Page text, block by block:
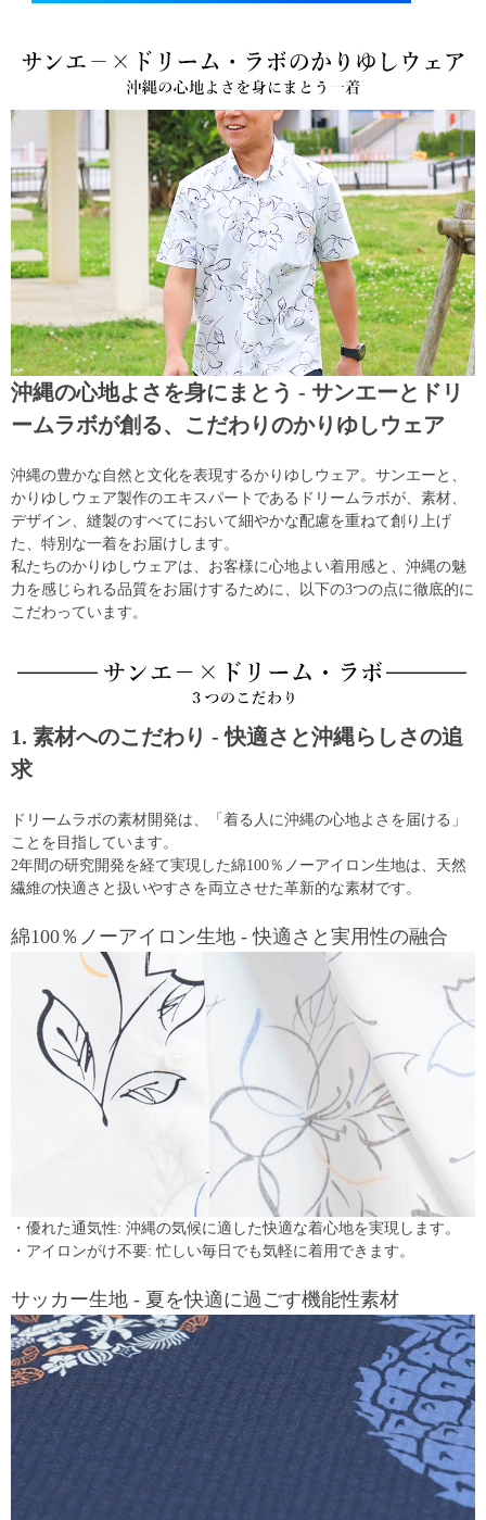
沖縄の心地よさを身にまとう - サンエーとドリ
ームラボが創る、こだわりのかりゆしウェア
沖縄の豊かな自然と文化を表現するかりゆしウェア。サンエーと、
かりゆしウェア製作のエキスパートであるドリームラボが、素材、
デザイン、縫製のすべてにおいて細やかな配慮を重ねて創り上げ
た、特別な一着をお届けします。
私たちのかりゆしウェアは、お客様に心地よい着用感と、沖縄の魅
力を感じられる品質をお届けするために、以下の3つの点に徹底的に
こだわっています。
1. 素材へのこだわり - 快適さと沖縄らしさの追
求
ドリームラボの素材開発は、「着る人に沖縄の心地よさを届ける」
ことを目指しています。
2年間の研究開発を経て実現した綿100％ノーアイロン生地は、天然
繊維の快適さと扱いやすさを両立させた革新的な素材です。
綿100％ノーアイロン生地 - 快適さと実用性の融合
・優れた通気性: 沖縄の気候に適した快適な着心地を実現します。
・アイロンがけ不要: 忙しい毎日でも気軽に着用できます。
サッカー生地 - 夏を快適に過ごす機能性素材